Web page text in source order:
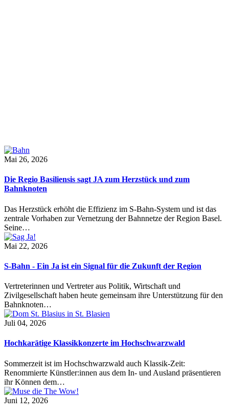
Mai 26, 2026
Die Regio Basiliensis sagt JA zum Herzstück und zum
Bahnknoten
Das Herzstück erhöht die Effizienz im S-Bahn-System und ist das
zentrale Vorhaben zur Vernetzung der Bahnnetze der Region Basel.
Seine…
Mai 22, 2026
S-Bahn - Ein Ja ist ein Signal für die Zukunft der Region
Vertreterinnen und Vertreter aus Politik, Wirtschaft und
Zivilgesellschaft haben heute gemeinsam ihre Unterstützung für den
Bahnknoten…
Juli 04, 2026
Hochkarätige Klassikkonzerte im Hochschwarzwald
Sommerzeit ist im Hochschwarzwald auch Klassik-Zeit:
Renommierte Künstler:innen aus dem In- und Ausland präsentieren
ihr Können dem…
Juni 12, 2026